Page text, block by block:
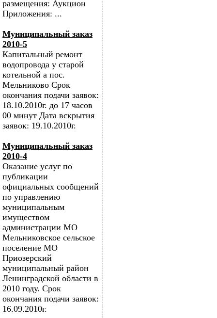
размещения: Аукцион
Приложения: ...
Муниципальный заказ
2010-5
Капитальный ремонт
водопровода у старой
котельной а пос.
Мельниково Срок
окончания подачи заявок:
18.10.2010г. до 17 часов
00 минут Дата вскрытия
заявок: 19.10.2010г.
Муниципальный заказ
2010-4
Оказание услуг по
публикации
официальных сообщений
по управлению
муниципальным
имуществом
администрации МО
Мельниковское сельское
поселение МО
Приозерский
муниципальный район
Ленинградской области в
2010 году. Срок
окончания подачи заявок:
16.09.2010г.